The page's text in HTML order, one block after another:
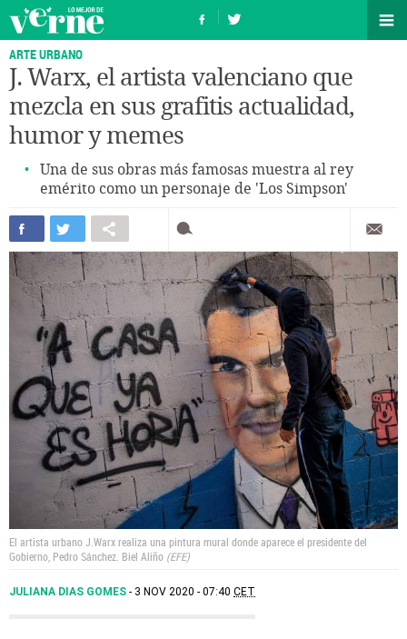
ARTE URBANO
J. Warx, el artista valenciano que
mezcla en sus grafitis actualidad,
humor y memes
Una de sus obras más famosas muestra al rey
emérito como un personaje de 'Los Simpson'
El artista urbano J.Warx realiza una pintura mural donde aparece el presidente del
Gobierno, Pedro Sánchez. Biel Aliño EFE
JULIANA DIAS GOMES 3 NOV 2020 - 07:40 CET